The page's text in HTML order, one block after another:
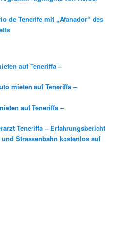
de Tenerife mit „Afanador“ des
auf Teneriffa –
mieten auf Teneriffa –
auf Teneriffa –
Teneriffa – Erfahrungsbericht
Strassenbahn kostenlos auf